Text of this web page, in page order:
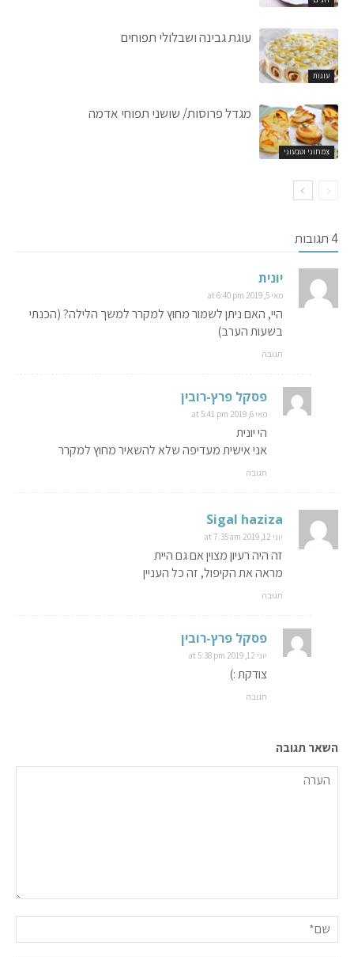
עוגות
עוגת גבינה ושבלולי תפוחים
צמחוני וטבעוני
מגדל פרוסות/ שושני תפוחי אדמה
4 תגובות
יונית
מאי 5, 2019 at 6:40 pm
היי, האם ניתן לשמור מחוץ למקרר למשך הלילה? (הכנתי
בשעות הערב)
תגובה
פסקל פרץ-רובין
מאי 6, 2019 at 5:41 pm
הי יונית
אני אישית מעדיפה שלא להשאיר מחוץ למקרר
תגובה
Sigal haziza
יוני 12, 2019 at 7:35 am
זה היה רעיון מצוין אם גם היית
מראה את הקיפול, זה כל העניין
תגובה
פסקל פרץ-רובין
יוני 12, 2019 at 5:38 pm
צודקת :)
תגובה
השאר תגובה